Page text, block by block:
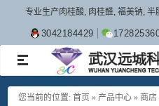
专业生产肉桂酸, 肉桂醛, 福美钠,
3042184429
TOGGLE
NAVIGATION
您当前的位置: 首页 » 产品中心 » 商店